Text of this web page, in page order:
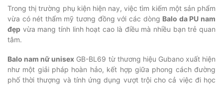
Trong thị trường phụ kiện hiện nay, việc tìm kiếm một sản phẩm
vừa có nét thẩm mỹ tương đồng với các dòng Balo da PU nam
đẹp vừa mang tính linh hoạt cao là điều mà nhiều bạn trẻ quan
tâm.
Balo nam nữ unisex GB-BL69 từ thương hiệu Gubano xuất hiện
như một giải pháp hoàn hảo, kết hợp giữa phong cách đường
phố thời thượng và tính ứng dụng vượt trội cho cả việc đi học